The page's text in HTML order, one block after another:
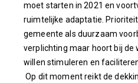
moet starten in 2021 en
ruimtelijke adaptatie.
gemeente als duurzaam
verplichting maar hoort bij de
willen stimuleren en
Op dit moment reikt de